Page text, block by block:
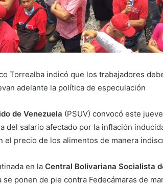
Torrealba indicó que los trabajadores
adelante la política de especulación
de Venezuela (PSUV) convocó este
del salario afectado por la inflación
el precio de los alimentos de manera
en la Central Bolivariana Socialista
se ponen de pie contra Fedecámaras de